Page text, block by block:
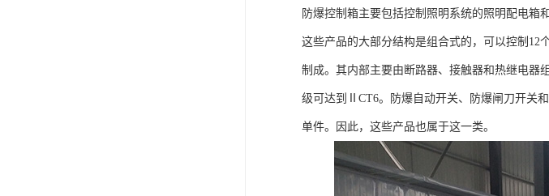
防爆控制箱主要包括控制照明系统的照明配电箱
这些产品的大部分结构是组合式的，可以控制12
制成。其内部主要由断路器、接触器和热继电器
级可达到ⅡCT6。防爆自动开关、防爆闸刀开关
单件。因此，这些产品也属于这一类。